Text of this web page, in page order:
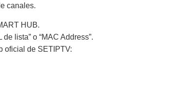
canales.
HUB.
lista” o “MAC Address”.
oficial de SETIPTV: